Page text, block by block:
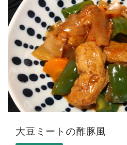
大豆ミートの酢豚風